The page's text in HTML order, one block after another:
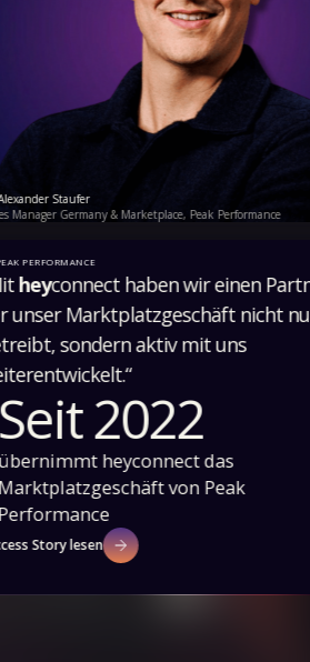
& Marketplace, Peak Performance
haben wir einen Partner,
nicht nur
aktiv mit uns
das
von Peak